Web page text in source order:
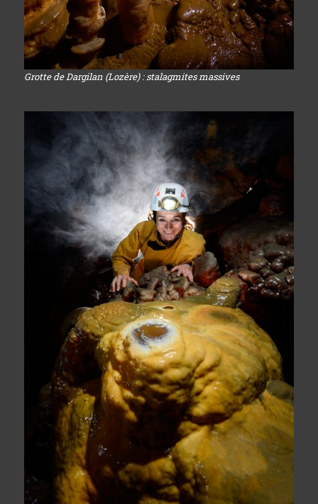
Grotte de Dargilan (Lozère) : stalagmites massives